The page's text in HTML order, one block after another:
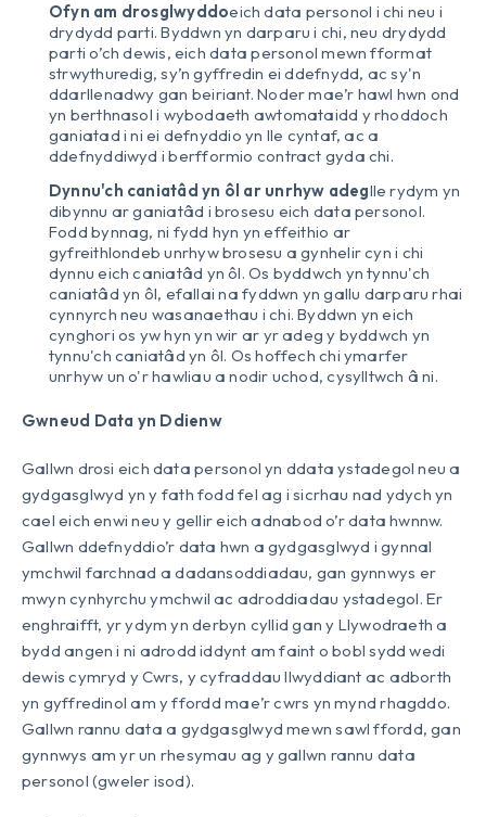
Ofyn am drosglwyddoeich data personol i chi neu i
drydydd parti. Byddwn yn darparu i chi, neu drydydd
parti o’ch dewis, eich data personol mewn fformat
strwythuredig, sy’n gyffredin ei ddefnydd, ac sy'n
ddarllenadwy gan beiriant. Noder mae’r hawl hwn ond
yn berthnasol i wybodaeth awtomataidd y rhoddoch
ganiatad i ni ei defnyddio yn lle cyntaf, ac a
ddefnyddiwyd i berfformio contract gyda chi.
Dynnu'ch caniatâd yn ôl ar unrhyw adeglle rydym yn
dibynnu ar ganiatâd i brosesu eich data personol.
Fodd bynnag, ni fydd hyn yn effeithio ar
gyfreithlondeb unrhyw brosesu a gynhelir cyn i chi
dynnu eich caniatâd yn ôl. Os byddwch yn tynnu'ch
caniatâd yn ôl, efallai na fyddwn yn gallu darparu rhai
cynnyrch neu wasanaethau i chi. Byddwn yn eich
cynghori os yw hyn yn wir ar yr adeg y byddwch yn
tynnu'ch caniatâd yn ôl. Os hoffech chi ymarfer
unrhyw un o'r hawliau a nodir uchod, cysylltwch â ni.
Gwneud Data yn Ddienw
Gallwn drosi eich data personol yn ddata ystadegol neu a
gydgasglwyd yn y fath fodd fel ag i sicrhau nad ydych yn
cael eich enwi neu y gellir eich adnabod o’r data hwnnw.
Gallwn ddefnyddio’r data hwn a gydgasglwyd i gynnal
ymchwil farchnad a dadansoddiadau, gan gynnwys er
mwyn cynhyrchu ymchwil ac adroddiadau ystadegol. Er
enghraifft, yr ydym yn derbyn cyllid gan y Llywodraeth a
bydd angen i ni adrodd iddynt am faint o bobl sydd wedi
dewis cymryd y Cwrs, y cyfraddau llwyddiant ac adborth
yn gyffredinol am y ffordd mae’r cwrs yn mynd rhagddo.
Gallwn rannu data a gydgasglwyd mewn sawl ffordd, gan
gynnwys am yr un rhesymau ag y gallwn rannu data
personol (gweler isod).